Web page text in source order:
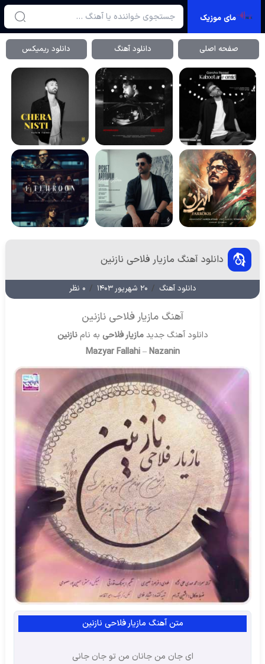
مای موزیک
صفحه اصلی دانلود آهنگ دانلود ریمیکس
دانلود آهنگ مازیار فلاحی نازنین
دانلود آهنگ / ۲۰ شهریور ۱۴۰۳ / ۰ نظر
آهنگ مازیار فلاحی نازنین
دانلود آهنگ جدید مازیار فلاحی به نامنازنین
Mazyar Fallahi–Nazanin
متن آهنگ مازیار فلاحی نازنین
ای جان من جانان من تو جان جانی